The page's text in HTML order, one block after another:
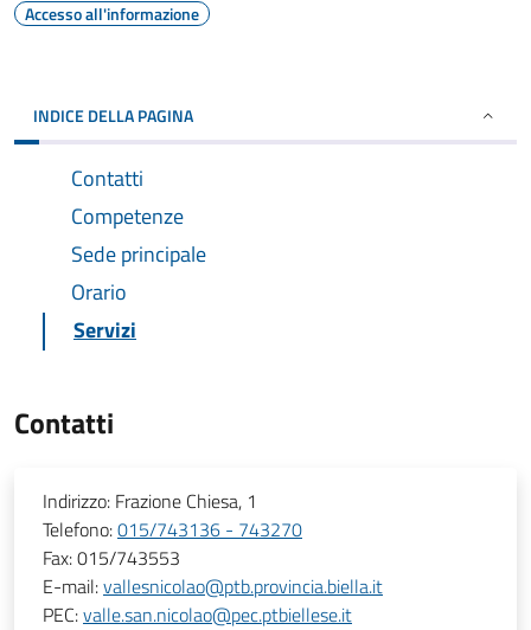
Accesso all'informazione
INDICE DELLA PAGINA
Contatti
Competenze
Sede principale
Orario
Servizi
Contatti
Indirizzo: Frazione Chiesa, 1
Telefono:015/743136 - 743270
Fax:015/743553
E-mail:vallesnicolao@ptb.provincia.biella.it
PEC:valle.san.nicolao@pec.ptbiellese.it